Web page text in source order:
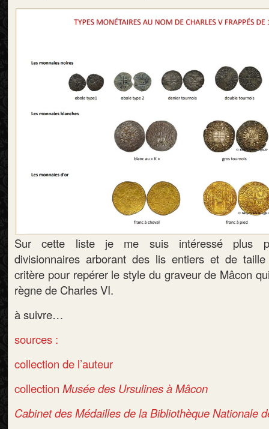
Sur cette liste je me suis intéressé plus
divisionnaires arborant des lis entiers et de taille
critère pour repérer le style du graveur de Mâcon
règne de Charles VI.
à suivre…
sources :
collection de l’auteur
collection Musée des Ursulines à Mâcon
Cabinet des Médailles de la Bibliothèque Nationale